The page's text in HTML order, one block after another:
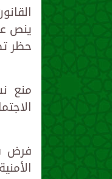
ينص
حظر
منع
فرض